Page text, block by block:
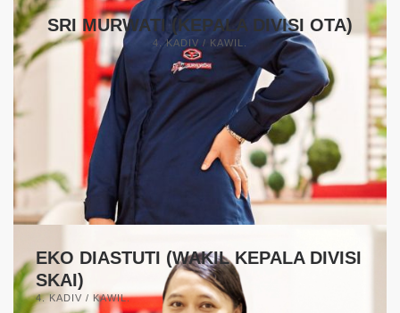
SRI MURWATI (KEPALA DIVISI OTA)
4. KADIV / KAWIL.
EKO DIASTUTI (WAKIL KEPALA DIVISI
SKAI)
4. KADIV / KAWIL.